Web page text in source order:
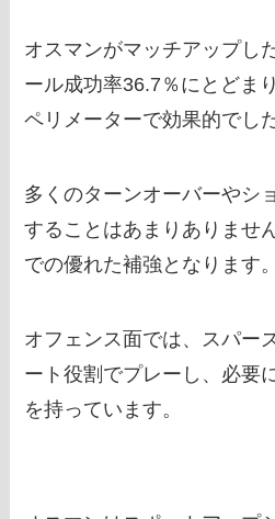
オスマンがマッチアップし
ール成功率36.7％にとどま
ペリメーターで効果的でした
多くのターンオーバーやシ
することはあまりありませ
での優れた補強となります。
オフェンス面では、スパー
ート役割でプレーし、必要
を持っています。